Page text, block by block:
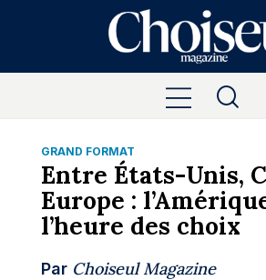
GRAND FORMAT
Entre États-Unis,
Europe :
l’heure des choix
Par Choiseul Magazine